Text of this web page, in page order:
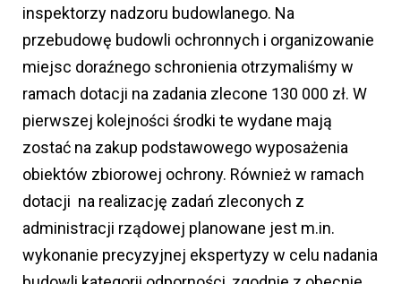
inspektorzy nadzoru budowlanego. Na
przebudowę budowli ochronnych i organizowanie
miejsc doraźnego schronienia otrzymaliśmy w
ramach dotacji na zadania zlecone 130 000 zł. W
pierwszej kolejności środki te wydane mają
zostać na zakup podstawowego wyposażenia
obiektów zbiorowej ochrony. Również w ramach
dotacji na realizację zadań zleconych z
administracji rządowej planowane jest m.in.
wykonanie precyzyjnej ekspertyzy w celu nadania